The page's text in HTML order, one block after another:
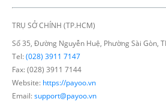
TRỤ SỞ CHÍNH (TP.HCM)
Số 35, Đường Nguyễn Huệ, Phường Sài Gòn,
Tel:(028) 3911 7147
Fax: (028) 3911 7144
Website: https://payoo.vn
Email:support@payoo.vn